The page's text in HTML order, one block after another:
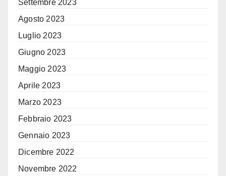
Settembre 2023
Agosto 2023
Luglio 2023
Giugno 2023
Maggio 2023
Aprile 2023
Marzo 2023
Febbraio 2023
Gennaio 2023
Dicembre 2022
Novembre 2022